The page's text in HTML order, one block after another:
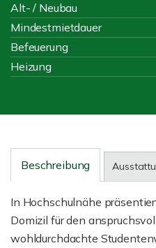
Alt- / Neubau
Mindestmietdauer
Befeuerung
Heizung
Beschreibung
In Hochschulnähe
Domizil für den
wohldurchdachte